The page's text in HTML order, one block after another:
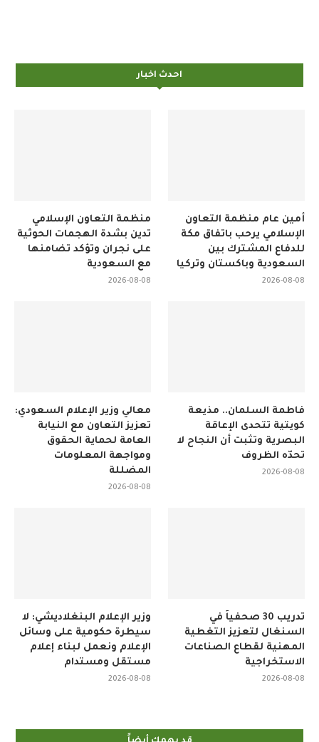
احدث اخبار
منظمة التعاون الإسلامي
تدين بشدة الهجمات الحوثية
على نجران وتؤكد تضامنها
مع السعودية
2026-08-08
أمين عام منظمة التعاون
الإسلامي يرحب باتفاق مكة
للدفاع المشترك بين
السعودية وباكستان وتركيا
2026-08-08
معالي وزير الإعلام السعودي:
تعزيز التعاون مع النيابة
العامة لحماية الحقوق
ومواجهة المعلومات
المضللة
2026-08-08
فاطمة السلمان.. مذيعة
كويتية تتحدى الإعاقة
البصرية وتثبت أن النجاح لا
تحدّه الظروف
2026-08-08
وزير الإعلام البنغلاديشي: لا
سيطرة حكومية على وسائل
الإعلام ونعمل لبناء إعلام
مستقل ومستدام
2026-08-08
تدريب 30 صحفياً في
السنغال لتعزيز التغطية
المهنية لقطاع الصناعات
الاستخراجية
2026-08-08